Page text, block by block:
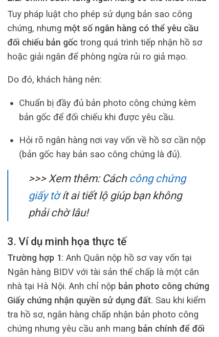
Tuy pháp luật cho phép sử dụng bản sao công
chứng, nhưng một số ngân hàng có thể yêu cầu
đối chiếu bản gốc trong quá trình tiếp nhận hồ sơ
hoặc giải ngân để phòng ngừa rủi ro giả mạo.
Do đó, khách hàng nên:
Chuẩn bị đầy đủ bản photo công chứng kèm
bản gốc để đối chiếu khi được yêu cầu.
Hỏi rõ ngân hàng nơi vay vốn về hồ sơ cần nộp
(bản gốc hay bản sao công chứng là đủ).
>>> Xem thêm: Cách công chứng
giấy tờít ai tiết lộ giúp bạn không
phải chờ lâu!
3. Ví dụ minh họa thực tế
Trường hợp 1: Anh Quân nộp hồ sơ vay vốn tại
Ngân hàng BIDV với tài sản thế chấp là một căn
nhà tại Hà Nội. Anh chỉ nộp bản photo công chứng
Giấy chứng nhận quyền sử dụng đất. Sau khi kiểm
tra hồ sơ, ngân hàng chấp nhận bản photo công
chứng nhưng yêu cầu anh mang bản chính để đối